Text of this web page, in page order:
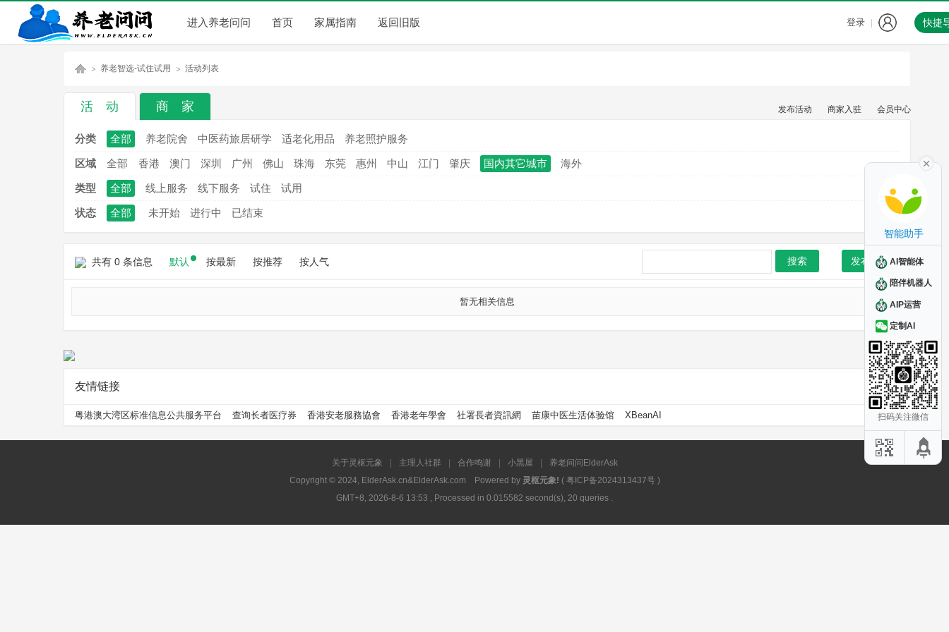
进入养老问问 首页 家属指南 返回旧版 快捷
登录
老
问
养老智选-试住试用 活动列表
活 动 商 家 发布活动 商家入驻 会员中心
分类 全部 养老院舍 中医药旅居研学 适老化用品 养老照护服务
区域 全部 香港 澳门 深圳 广州 佛山 珠海 东莞 惠州 中山 江门 肇庆 国内其它城市 海外
类型 全部 线上服务 线下服务 试住 试用
状态 全部 未开始 进行中 已结束
共有 0 条信息 默认 按最新 按推荐 按人气 搜索 发布活动
暂无相关信息
友情链接
粤港澳大湾区标准信息公共服务平台 查询长者医疗券 香港安老服務協會 香港老年學會 社署長者資訊網 苗康中医生活体验馆 XBeanAI
关于灵枢元象 主理人社群 合作鸣谢 小黑屋
养老问问ElderAsk
Copyright © 2024, ElderAsk.cn&ElderAsk.com Powered by 灵枢元象! ( 粤ICP备2024313437号)
GMT+8, 2026-8-6 13:53 , Processed in 0.015582 second(s), 20 queries .
智能助手
AI智能体
陪伴机器人
AIP运营
定制AI
扫码关注微信